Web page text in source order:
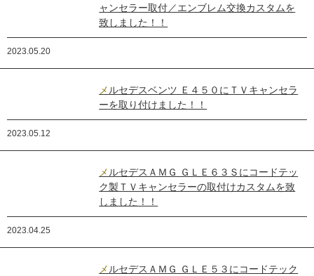
ャンセラー取付／エンブレム交換カスタムを
致しました！！
2023.05.20
メルセデスベンツ Ｅ４５０にＴＶキャンセラ
ーを取り付けました！！
2023.05.12
メルセデスＡＭＧ ＧＬＥ６３Ｓにコードテッ
ク製ＴＶキャンセラーの取付けカスタムを致
しました！！
2023.04.25
メルセデスＡＭＧ ＧＬＥ５３にコードテック